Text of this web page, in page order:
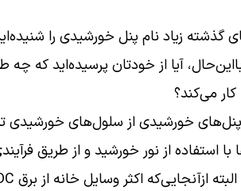
گذشته زیاد نام پنل خورشیدی را
آیا از خودتان پرسیده‌اید که
می‌کند؟
پنل‌های خورشیدی از سلول‌های خورشیدی